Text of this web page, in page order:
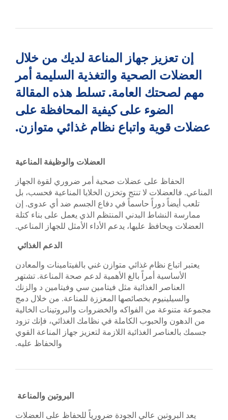
إن تعزيز جهاز المناعة لديك من خلال
العضلات الصحية والتغذية السليمة أمر
مهم لصحتك العامة. تسلط هذه المقالة
الضوء على كيفية المحافظة على
عضلات قوية واتباع نظام غذائي متوازن.
العضلات والوظيفة المناعية
الحفاظ على عضلات صحية أمر ضروري لقوة الجهاز
المناعي. فالعضلات لا تنتج وتخزن الخلايا المناعية فحسب، بل
تلعب أيضاً دوراً حاسماً في دفاع الجسم ضد أي عدوى. إن
ممارسة النشاط البدني المنتظم الذي يعمل على بناء كتلة
العضلات ويحافظ عليها، يدعم الأداء الأمثل للجهاز المناعي.
الدعم الغذائي
يعتبر اتباع نظام غذائي متوازن غني بالفيتامينات والمعادن
الأساسية أمراً بالغ الأهمية لدعم صحة المناعة. تشتهر
العناصر الغذائية مثل فيتامين سي وفيتامين د والزنك
والسيلينيوم بخصائصها المعززة للمناعة. من خلال دمج
مجموعة متنوعة من الفواكه والخضروات والبروتينات الخالية
من الدهون والحبوب الكاملة في نظامك الغذائي، فإنك تزود
جسمك بالعناصر الغذائية اللازمة لتعزيز جهاز المناعة القوي
والحفاظ عليه.
البروتين والمناعة
يعد البروتين عالي الجودة ضرورياً للحفاظ على العضلات